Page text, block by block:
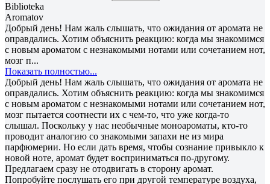
Biblioteka
Aromatov
Добрый день! Нам жаль слышать, что ожидания от аромата не
оправдались. Хотим объяснить реакцию: когда мы знакомимся
с новым ароматом с незнакомыми нотами или сочетанием нот,
мозг п...
Показать полностью...
Добрый день! Нам жаль слышать, что ожидания от аромата не
оправдались. Хотим объяснить реакцию: когда мы знакомимся
с новым ароматом с незнакомыми нотами или сочетанием нот,
мозг пытается соотнести их с чем-то, что уже когда-то
слышал. Поскольку у нас необычные моноароматы, кто-то
проводит аналогию со знакомыми запахи не из мира
парфюмерии. Но если дать время, чтобы сознание привыкло к
новой ноте, аромат будет восприниматься по-другому.
Предлагаем сразу не отодвигать в сторону аромат.
Попробуйте послушать его при другой температуре воздуха,